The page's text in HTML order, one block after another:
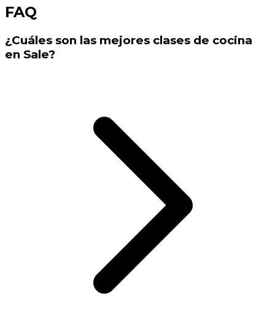
FAQ
¿Cuáles son las mejores clases de cocina
en Sale?